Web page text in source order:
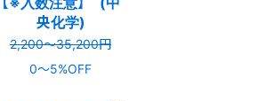
央化学)
2,200〜35,200円
0〜5%OFF